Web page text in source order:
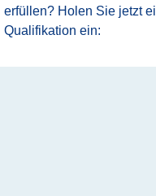
erfüllen? Holen Sie jetzt
Qualifikation ein: